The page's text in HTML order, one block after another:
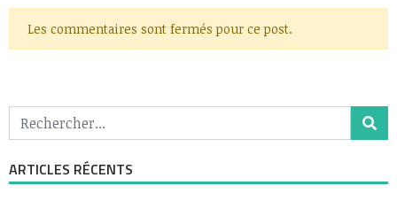
Les commentaires sont fermés pour ce post.
ARTICLES RÉCENTS